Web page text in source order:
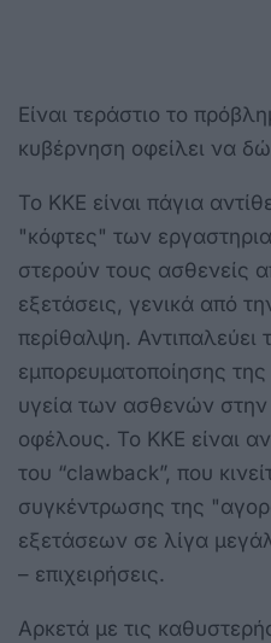
Είναι τεράστιο το
κυβέρνηση οφείλει να
Το ΚΚΕ είναι πάγια
"κόφτες" των
στερούν τους ασθενείς
εξετάσεις, γενικά από
περίθαλψη. Αντιπαλεύει
εμπορευματοποίησης
υγεία των ασθενών στην
οφέλους. Το ΚΚΕ είναι
του “clawback”, που
συγκέντρωσης της
εξετάσεων σε λίγα
– επιχειρήσεις.
Αρκετά με τις